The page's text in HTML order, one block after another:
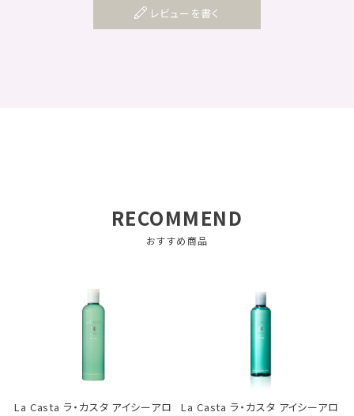
レビューを書く
RECOMMEND
おすすめ商品
La Casta ラ・カスタ アイシーアロ
La Casta ラ・カスタ アイシーアロ